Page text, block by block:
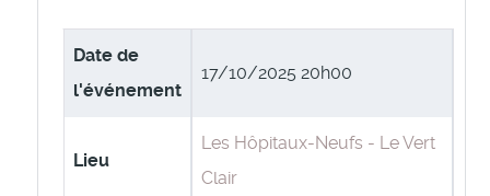
Date de
l'événement
17/10/2025 20h00
Lieu
Les Hôpitaux-Neufs - Le Vert
Clair